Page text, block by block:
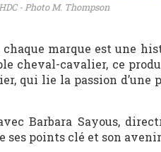
- Photo M. Thompson
chaque marque est une
cheval-cavalier, ce
qui lie la passion
Barbara Sayous,
ses points clé et son